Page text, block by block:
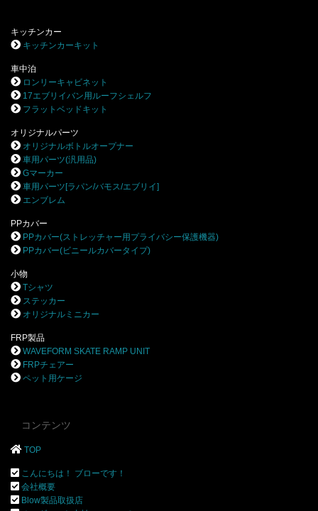
キッチンカー
キッチンカーキット
車中泊
ロンリーキャビネット
17エブリイバン用ルーフシェルフ
フラットベッドキット
オリジナルパーツ
オリジナルボトルオープナー
車用パーツ(汎用品)
Gマーカー
車用パーツ[ラパン/バモス/エブリイ]
エンブレム
PPカバー
PPカバー(ストレッチャー用プライバシー保護機器)
PPカバー(ビニールカバータイプ)
小物
Tシャツ
ステッカー
オリジナルミニカー
FRP製品
WAVEFORM SKATE RAMP UNIT
FRPチェアー
ペット用ケージ
コンテンツ
TOP
こんにちは！ ブローです！
会社概要
Blow製品取扱店